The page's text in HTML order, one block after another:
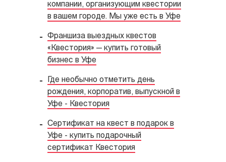
компании, организующим квестории
в вашем городе. Мы уже есть в Уфе
Франшиза выездных квестов
«Квестория» — купить готовый
бизнес в Уфе
Где необычно отметить день
рождения, корпоратив, выпускной в
Уфе - Квестория
Сертификат на квест в подарок в
Уфе - купить подарочный
сертификат Квестория